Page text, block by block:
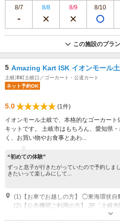
8/7 8/8 8/9 8/10
この施設のプラ
5 Amazing Kart ISK イオンモール
土岐津町土岐口／ゴーカート・公道カート
ネット予約OK
5.0
(1件)
イオンモール土岐で、本格的なゴーカー
キットです。 土岐市はもちろん、愛知県
く、お買い物やお食事とあわ...
“初めての体験”
ずっと息子が行きたがっていたので予約し
きたいって楽しみにして...
営業時間：10:00～21:00（受付は